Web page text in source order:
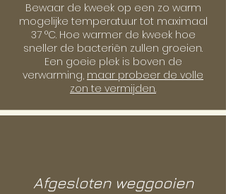
Bewaar de kweek op een zo warm
mogelijke temperatuur tot maximaal
37 °C. Hoe warmer de kweek hoe
sneller de bacteriën zullen groeien.
Een goeie plek is boven de
verwarming, maar probeer de volle
zon te vermijden.
Afgesloten weggooien